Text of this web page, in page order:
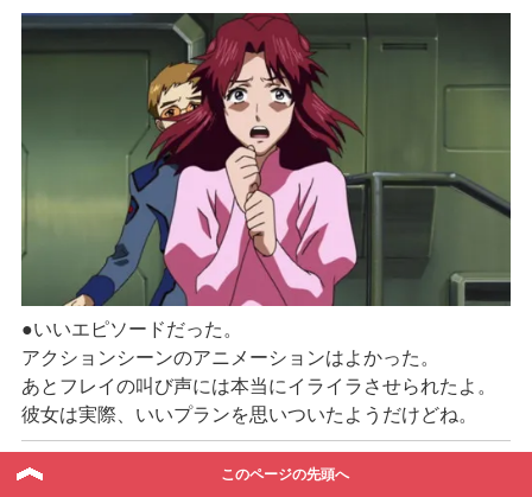
●いいエピソードだった。
アクションシーンのアニメーションはよかった。
あとフレイの叫び声には本当にイライラさせられたよ。
彼女は実際、いいプランを思いついたようだけどね。
●面白い事実：ナタルとフレイは同じ声優
このページの先頭へ